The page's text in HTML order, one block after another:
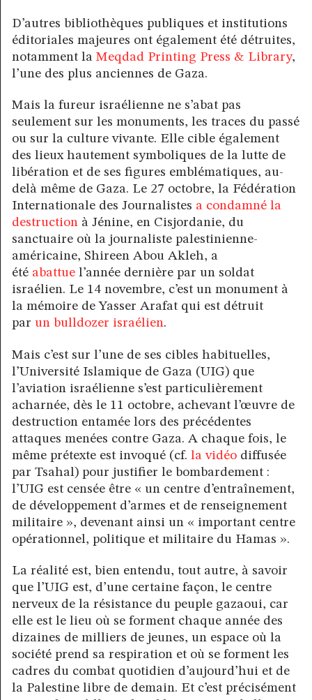
D’autres bibliothèques publiques et institutions
éditoriales majeures ont également été détruites,
notamment la Meqdad Printing Press & Library,
l’une des plus anciennes de Gaza.
Mais la fureur israélienne ne s’abat pas
seulement sur les monuments, les traces du passé
ou sur la culture vivante. Elle cible également
des lieux hautement symboliques de la lutte de
libération et de ses figures emblématiques, au-
delà même de Gaza. Le 27 octobre, la Fédération
Internationale des Journalistes a condamné la
destruction à Jénine, en Cisjordanie, du
sanctuaire où la journaliste palestinienne-
américaine, Shireen Abou Akleh, a
été abattue l’année dernière par un soldat
israélien. Le 14 novembre, c’est un monument à
la mémoire de Yasser Arafat qui est détruit
par un bulldozer israélien.
Mais c’est sur l’une de ses cibles habituelles,
l’Université Islamique de Gaza (UIG) que
l’aviation israélienne s’est particulièrement
acharnée, dès le 11 octobre, achevant l’œuvre de
destruction entamée lors des précédentes
attaques menées contre Gaza. A chaque fois, le
même prétexte est invoqué (cf. la vidéo diffusée
par Tsahal) pour justifier le bombardement :
l’UIG est censée être « un centre d’entraînement,
de développement d’armes et de renseignement
militaire », devenant ainsi un « important centre
opérationnel, politique et militaire du Hamas ».
La réalité est, bien entendu, tout autre, à savoir
que l’UIG est, d’une certaine façon, le centre
nerveux de la résistance du peuple gazaoui, car
elle est le lieu où se forment chaque année des
dizaines de milliers de jeunes, un espace où la
société prend sa respiration et où se forment les
cadres du combat quotidien d’aujourd’hui et de
la Palestine libre de demain. Et c’est précisément